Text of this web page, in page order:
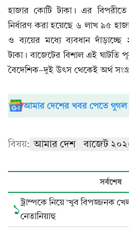
হাজার কোটি টাকা। এর বিপরীতে
নির্ধারণ করা হয়েছে ৬ লাখ ৯৫
ও ব্যয়ের মধ্যে ব্যবধান
টাকা। বাজেটের বিশাল এই ঘাটতি
বৈদেশিক-দুই উৎস থেকেই অর্থ
আমার দেশের খবর পেতে
বিষয়: আমার দেশ বাজেট
সর্বশেষ
১ট্রাম্পকে নিয়ে ‘খুব বিপজ্জনক
নেতানিয়াহু